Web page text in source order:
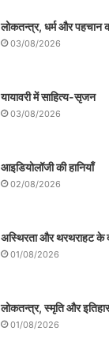
लोकतन्त्र, धर्म और पहचान
03/08/2026
यायावरी में साहित्य-सृजन
03/08/2026
आइडियोलॉजी की हानियाँ
02/08/2026
अस्थिरता और थरथराहट के
01/08/2026
लोकतन्त्र, स्मृति और
01/08/2026